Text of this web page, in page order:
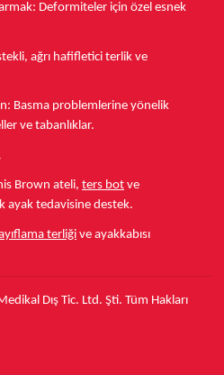
Deformiteler için özel esnek
ağrı hafifletici terlik ve
Basma problemlerine yönelik
ve tabanlıklar.
Brown ateli, ters bot ve
ayak tedavisine destek.
terliği ve ayakkabısı
Dış Tic. Ltd. Şti. Tüm Hakları